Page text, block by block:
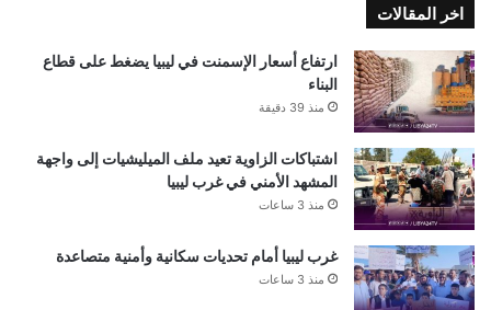
اخر المقالات
ارتفاع أسعار الإسمنت في ليبيا يضغط على قطاع
البناء
منذ 39 دقيقة
اشتباكات الزاوية تعيد ملف الميليشيات إلى واجهة
المشهد الأمني في غرب ليبيا
منذ 3 ساعات
غرب ليبيا أمام تحديات سكانية وأمنية متصاعدة
منذ 3 ساعات